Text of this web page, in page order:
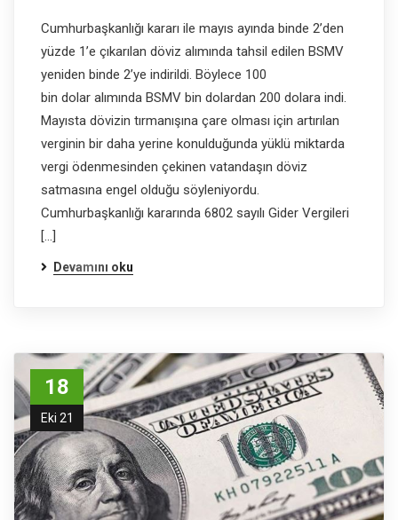
Cumhurbaşkanlığı kararı ile mayıs ayında binde 2’den
yüzde 1’e çıkarılan döviz alımında tahsil edilen BSMV
yeniden binde 2’ye indirildi. Böylece 100
bin dolar alımında BSMV bin dolardan 200 dolara indi.
Mayısta dövizin tırmanışına çare olması için artırılan
verginin bir daha yerine konulduğunda yüklü miktarda
vergi ödenmesinden çekinen vatandaşın döviz
satmasına engel olduğu söyleniyordu.
Cumhurbaşkanlığı kararında 6802 sayılı Gider Vergileri
[…]
Devamını oku
18
Eki 21